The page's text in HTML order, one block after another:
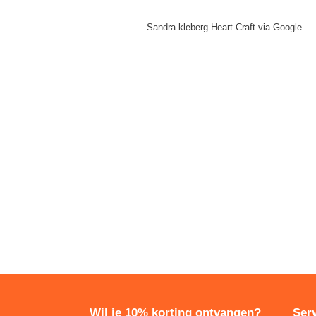
Sandra kleberg Heart Craft via Google
Wil je 10% korting ontvangen?